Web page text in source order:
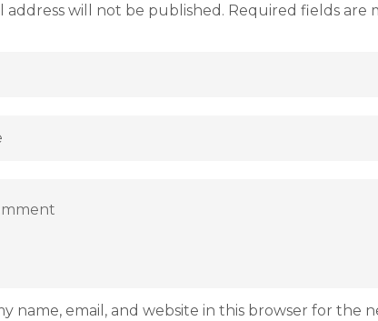
address will not be published. Required fields are
name, email, and website in this browser for the